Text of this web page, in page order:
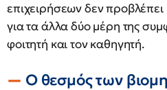
επιχειρήσεων δεν
για τα άλλα δύο μέρη της
φοιτητή και τον καθηγητή.
Ο θεσμός των